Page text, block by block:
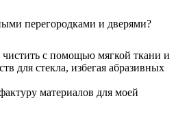
перегородками и дверями?
чистить с помощью мягкой ткани и
для стекла, избегая абразивных
материалов для моей